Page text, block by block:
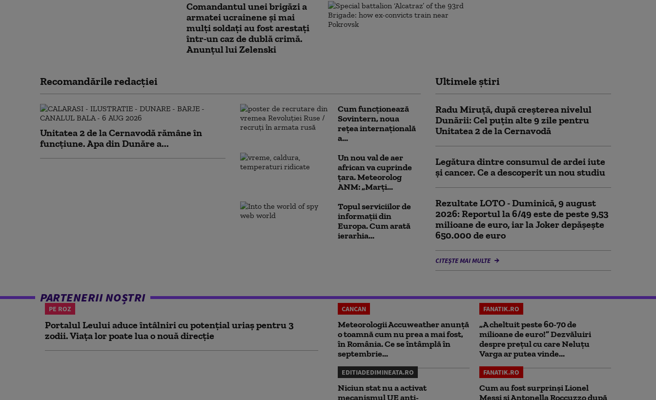
Comandantul unei brigăzi a
armatei ucrainene și mai
mulți soldați au fost arestați
într-un caz de dublă crimă.
Anunțul lui Zelenski
Recomandările redacţiei
Unitatea 2 de la Cernavodă rămâne în
funcțiune. Apa din Dunăre a...
Cum funcționează
Sovintern, noua
rețea internațională
a...
Un nou val de aer
african va cuprinde
țara. Meteorolog
ANM: „Marți...
Topul serviciilor de
informații din
Europa. Cum arată
ierarhia...
Ultimele știri
Radu Miruță, după creșterea nivelul
Dunării: Cel puțin alte 9 zile pentru
Unitatea 2 de la Cernavodă
Legătura dintre consumul de ardei iute
și cancer. Ce a descoperit un nou studiu
Rezultate LOTO - Duminică, 9 august
2026: Reportul la 6/49 este de peste 9,53
milioane de euro, iar la Joker depășește
650.000 de euro
CITEȘTE MAI MULTE
PARTENERII NOȘTRI
PE ROZ
Portalul Leului aduce întâlniri cu potențial uriaș pentru 3
zodii. Viața lor poate lua o nouă direcție
CANCAN
Meteorologii Accuweather anunță
o toamnă cum nu prea a mai fost,
în România. Ce se întâmplă în
septembrie...
FANATIK.RO
„A cheltuit peste 60-70 de
milioane de euro!” Dezvăluiri
despre prețul cu care Neluțu
Varga ar putea vinde...
EDITIADEDIMINEATA.RO
Niciun stat nu a activat
mecanismul UE anti-
FANATIK.RO
Cum au fost surprinși Lionel
Messi și Antonella Roccuzzo după